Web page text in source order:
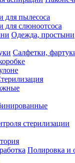
для пылесоса
для слюноотсоса
Одежда, простыни
Салфетки,
стерилизации
Полировка и